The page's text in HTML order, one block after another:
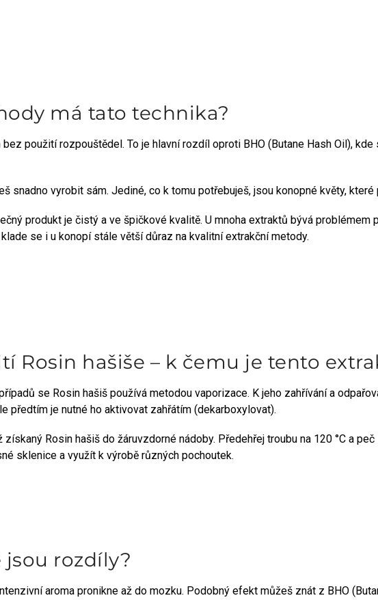
má tato technika?
použití rozpouštědel. To je hlavní rozdíl oproti BHO (Butane Hash Oil),
snadno vyrobit sám. Jediné, co k tomu potřebuješ, jsou konopné květy, které
produkt je čistý a ve špičkové kvalitě. U mnoha extraktů bývá problémem
se i u konopí stále větší důraz na kvalitní extrakční metody.
Rosin hašiše – k čemu je tento
se Rosin hašiš používá metodou vaporizace. K jeho zahřívání a
předtím je nutné ho aktivovat zahřátím (dekarboxylovat).
získaný Rosin hašiš do žáruvzdorné nádoby. Předehřej troubu na 120 °C a
sklenice a využít k výrobě různých pochoutek.
jsou rozdíly?
aroma pronikne až do mozku. Podobný efekt můžeš znát z BHO